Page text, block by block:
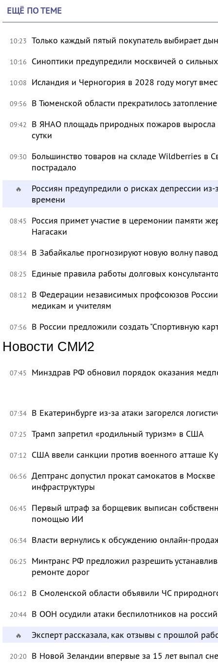
ЕЩЁ ПО ТЕМЕ
10:23 Только каждый пятый покупатель выбирает
10:16 Синоптики предупредили москвичей о
10:08 Исландия и Черногория в 2028 году могут
09:56 В Тюменской области прекратилось
09:42
В ЯНАО площадь природных пожаров выросла
сутки
09:30
Большинство товаров на складе Wildberries в
пострадало
🔥
Россиян предупредили о рисках депрессии из-
времени
08:45
Россия примет участие в церемонии памяти
Нагасаки
08:34 В Забайкалье прогнозируют новую волну
08:25 Единые правила работы долговых
08:12
В Федерации независимых профсоюзов
медикам и учителям
07:56 В России предложили создать "Спортивную
Новости СМИ2
07:45 Минздрав РФ обновил порядок оказания
07:34 В Екатеринбурге из-за атаки загорелся
07:25 Трамп запретил «родильный туризм» в США
07:12 США ввели санкции против военного атташе
06:56 Дептранс допустил прокат самокатов в
инфраструктуры
06:45
Первый штраф за борщевик выписан
помощью ИИ
06:34 Власти вернулись к обсуждению онлайн-
06:25
Минтранс РФ предложил разрешить
ремонте дорог
06:12 В Смоленской области объявили ЧС
20:44 В ООН осудили атаки беспилотников на
🔥 Эксперт рассказала, как отзывы с прошлой
20:20 В Новой Зеландии впервые за 15 лет выпал